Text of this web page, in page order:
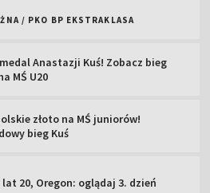
/ PKO BP EKSTRAKLASA
Anastazji Kuś! Zobacz bieg
MŚ U20
złoto na MŚ juniorów!
bieg Kuś
lat 20, Oregon: oglądaj 3. dzień